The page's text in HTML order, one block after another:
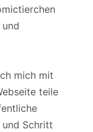
mich mit
teile
Schritt